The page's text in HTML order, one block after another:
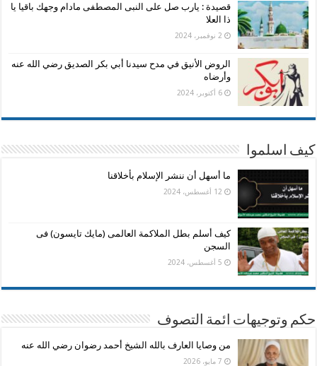
قصيدة : يارب صل على النبى المصطفى مادام وجهك باقيا يا
ذا العلا
2 نوفمبر، 2024
الروض الأنيق في مدح سيدنا أبي بكر الصديق رضي الله عنه
وأرضاه
6 أكتوبر، 2024
كيف اسلموا
ما أسهل أن ننشر الإسلام بأخلاقنا
12 أغسطس، 2024
كيف أسلم بطل الملاكمة العالمى (مايك تايسون) فى
السجن
5 أغسطس، 2024
حكم وتوجيهات ائمة التصوف
من وصايا العارف بالله الشيخ أحمد رضوان رضي الله عنه
7 مايو، 2026